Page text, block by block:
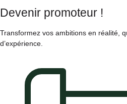
Devenir promoteur !
Transformez vos ambitions en réalité,
d’expérience.